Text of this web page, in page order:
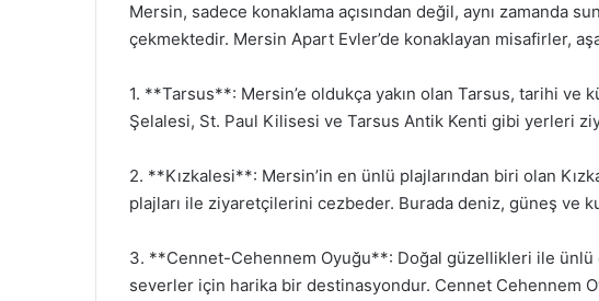
Mersin, sadece konaklama açısından değil, aynı zamanda
çekmektedir. Mersin Apart Evler’de konaklayan misafirler,
1. **Tarsus**: Mersin’e oldukça yakın olan Tarsus, tarihi
Şelalesi, St. Paul Kilisesi ve Tarsus Antik Kenti gibi yerleri
2. **Kızkalesi**: Mersin’in en ünlü plajlarından biri olan
plajları ile ziyaretçilerini cezbeder. Burada deniz, güneş ve
3. **Cennet-Cehennem Oyuğu**: Doğal güzellikleri ile
severler için harika bir destinasyondur. Cennet Cehennem